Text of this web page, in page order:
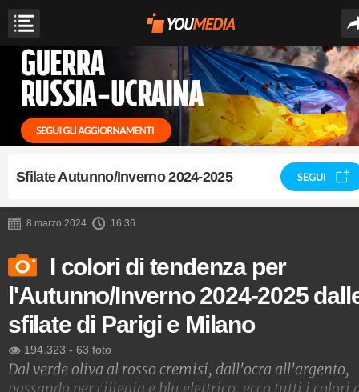
Sfilate Autunno/Inverno 2024-2025 SEGUI
8 marzo 2024 16:36
I colori di tendenza per
l'Autunno/Inverno 2024-2025
sfilate di Parigi e Milano
194.323 - 63 foto
Dal verde oliva al rosso cremisi, dall'ocra all'argento,
passando per ciliegia e blu elettrico, ecco tutti i colori